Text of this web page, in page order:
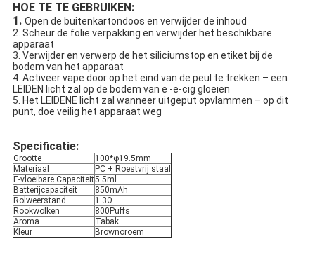
HOE TE TE GEBRUIKEN:
1. Open de buitenkartondoos en verwijder de inhoud
2. Scheur de folie verpakking en verwijder het beschikbare
apparaat
3. Verwijder en verwerp de het siliciumstop en etiket bij de
bodem van het apparaat
4. Activeer vape door op het eind van de peul te trekken – een
LEIDEN licht zal op de bodem van e -e-cig gloeien
5. Het LEIDENE licht zal wanneer uitgeput opvlammen – op dit
punt, doe veilig het apparaat weg
Specificatie:
Grootte
100*φ19.5mm
Materiaal
PC + Roestvrij staal
E-vloeibare Capaciteit5.5ml
Batterijcapaciteit
850mAh
Rolweerstand
1.3Ω
Rookwolken
800Puffs
Aroma
Tabak
Kleur
Brownoroem